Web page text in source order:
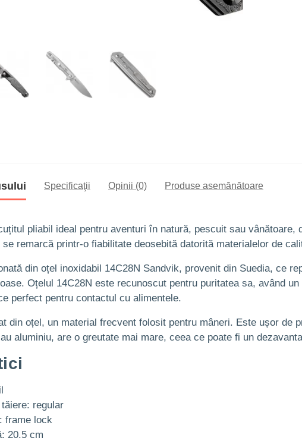
Specificaţii Opinii (0) Produse asemănătoare
pliabil ideal pentru aventuri în natură, pescuit sau
remarcă printr-o fiabilitate deosebită datorită materialelor de
din oțel inoxidabil 14C28N Sandvik, provenit din Suedia, ce
Oțelul 14C28N este recunoscut pentru puritatea sa, având
perfect pentru contactul cu alimentele.
din oțel, un material frecvent folosit pentru mâneri. Este ușor de
aluminiu, are o greutate mai mare, ceea ce poate fi un
regular
frame lock
20.5 cm